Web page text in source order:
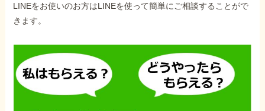
LINEをお使いのお方はLINEを使って簡単にご相談することがで
きます。